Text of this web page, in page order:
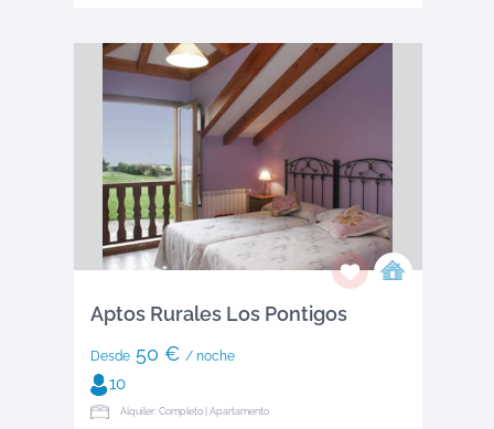
Aptos Rurales Los Pontigos
Desde50 € / noche
10
Alquiler: Completo | Apartamento